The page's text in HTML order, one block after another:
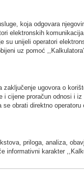
koja odgovara
elektronskih
unijeli operatori
uz pomoć
ugovora o
cijene proračun odnosi i
obrati direktno
priloga, analiza,
informativni karakter